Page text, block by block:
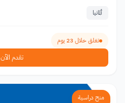
ألمانيا
تغلق خلال 23 يوم
تقدم الآن
منح دراسية